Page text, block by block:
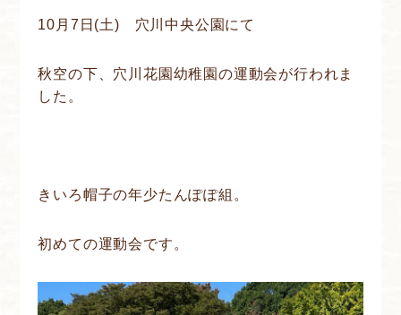
10月7日(土) 穴川中央公園にて
秋空の下、穴川花園幼稚園の運動会が行われま
した。
きいろ帽子の年少たんぽぽ組。
初めての運動会です。